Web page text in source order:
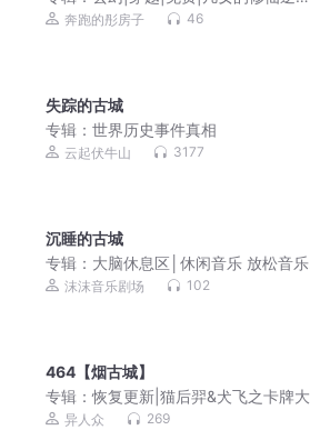
之路奔跑的彤房子 46
失踪的古城
专辑： 世界历史事件真相
云起伏牛山 3177
沉睡的古城
专辑： 大脑休息区│休闲音乐 放松音乐
提高专注力
沫沫音乐剧场 102
464【烟古城】
专辑：恢复更新|猫后羿&犬飞之卡牌大
师|双星奇缘
异人众 269